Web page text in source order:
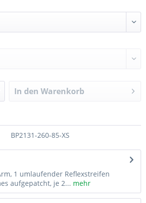
In den Warenkorb
BP2131-260-85-XS
1 umlaufender Reflexstreifen
aufgepatcht, je 2... mehr